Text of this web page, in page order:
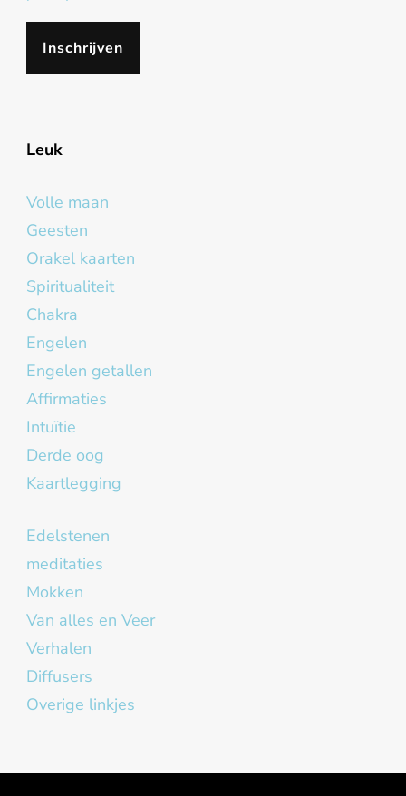
Leuk
Volle maan
Geesten
Orakel kaarten
Spiritualiteit
Chakra
Engelen
Engelen getallen
Affirmaties
Intuïtie
Derde oog
Kaartlegging
Edelstenen
meditaties
Mokken
Van alles en Veer
Verhalen
Diffusers
Overige linkjes